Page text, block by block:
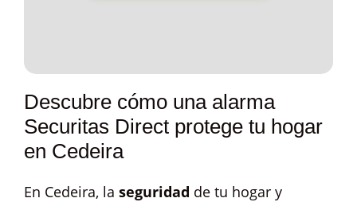
Descubre cómo una alarma
Securitas Direct protege tu hogar
en Cedeira
En Cedeira, la seguridad de tu hogar y